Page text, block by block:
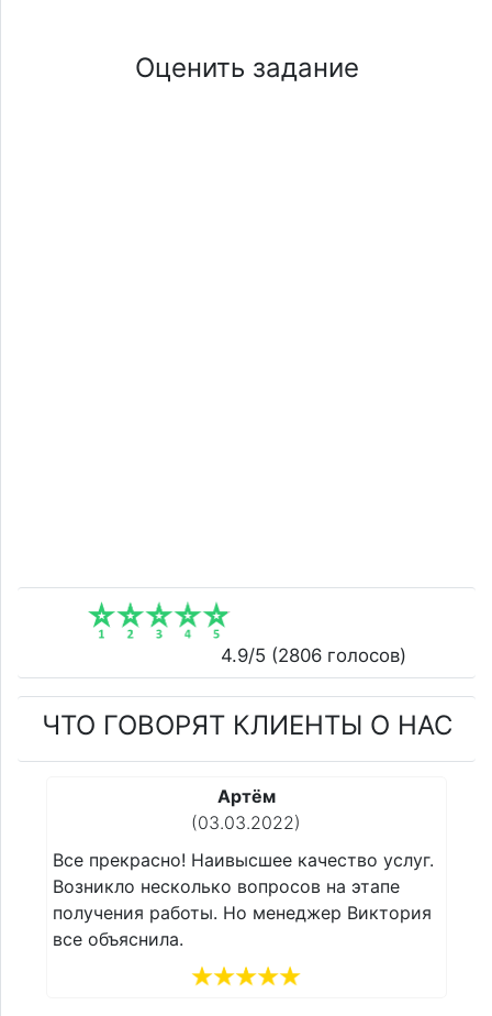
Оценить задание
4.9/5 (2806голосов)
ЧТО ГОВОРЯТ КЛИЕНТЫ О НАС
услуг.
Сергей
(22.02.2022)
Все прекрасно! Наивысшее качество услуг.
Возникло несколько вопросов на этапе
получения работы. Но менеджер Виктория
все объяснила.